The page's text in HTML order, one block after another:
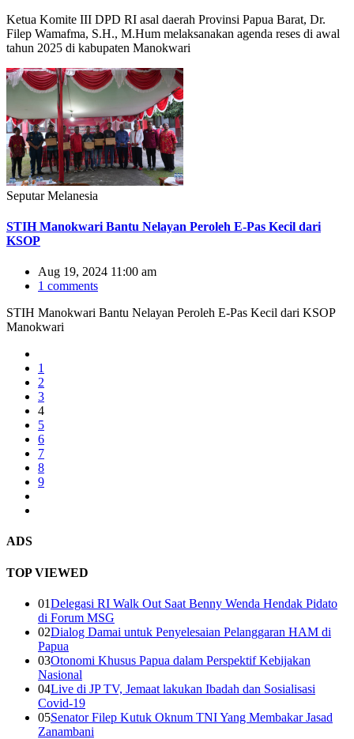
Ketua Komite III DPD RI asal daerah Provinsi Papua Barat, Dr.
Filep Wamafma, S.H., M.Hum melaksanakan agenda reses di awal
tahun 2025 di kabupaten Manokwari
Seputar Melanesia
STIH Manokwari Bantu Nelayan Peroleh E-Pas Kecil dari
KSOP
Aug 19, 2024 11:00 am
1 comments
STIH Manokwari Bantu Nelayan Peroleh E-Pas Kecil dari KSOP
Manokwari
1
2
3
4
5
6
7
8
9
ADS
TOP VIEWED
01Delegasi RI Walk Out Saat Benny Wenda Hendak Pidato
di Forum MSG
02Dialog Damai untuk Penyelesaian Pelanggaran HAM di
Papua
03Otonomi Khusus Papua dalam Perspektif Kebijakan
Nasional
04Live di JP TV, Jemaat lakukan Ibadah dan Sosialisasi
Covid-19
05Senator Filep Kutuk Oknum TNI Yang Membakar Jasad
Zanambani